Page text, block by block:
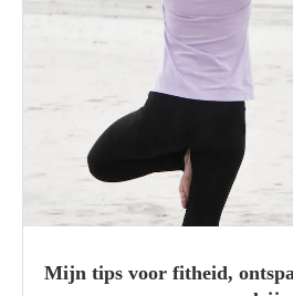
Mijn tips voor fitheid,